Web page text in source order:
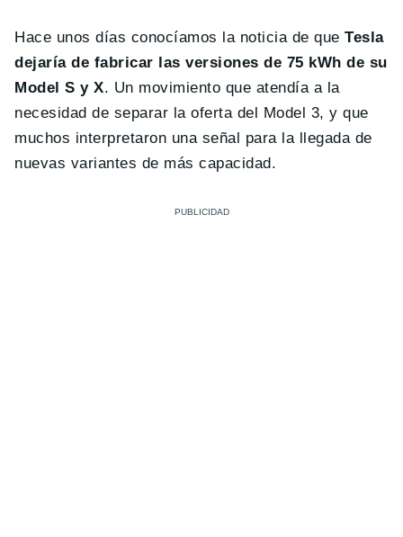
Hace unos días conocíamos la noticia de que Tesla
dejaría de fabricar las versiones de 75 kWh de su
Model S y X. Un movimiento que atendía a la
necesidad de separar la oferta del Model 3, y que
muchos interpretaron una señal para la llegada de
nuevas variantes de más capacidad.